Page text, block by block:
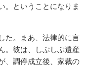
。ということになりま
た。まあ、法律的に言
。彼は、しぶしぶ遺産
、調停成立後、家裁の